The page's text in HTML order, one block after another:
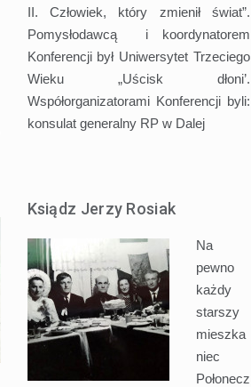
II. Człowiek, który zmienił świat”.
Pomysłodawcą i koordynatorem
Konferencji był Uniwersytet Trzeciego
Wieku „Uścisk dłoni’.
Współorganizatorami Konferencji byli:
konsulat generalny RP w Dalej
Ksiądz Jerzy Rosiak
Na
pewno
każdy
starszy
mieszka
niec
Połonecz